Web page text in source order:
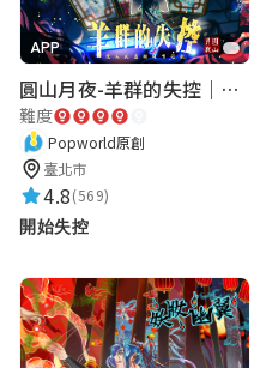
APP
圓山月夜-羊群的失控｜圓山飯店 ARG實境解謎遊戲
難度
Popworld原創
臺北市
4.8(569)
開始失控